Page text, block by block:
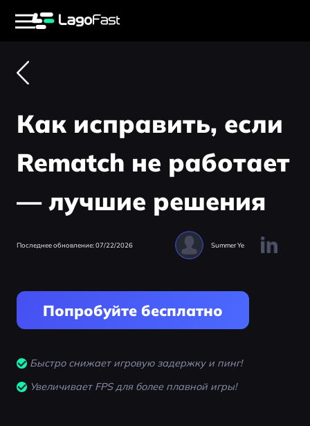
Как исправить, если
Rematch не работает
— лучшие решения
Последнее обновление: 07/22/2026 Summer Ye
Попробуйте бесплатно
Быстро снижает игровую задержку и пинг!
Увеличивает FPS для более плавной игры!